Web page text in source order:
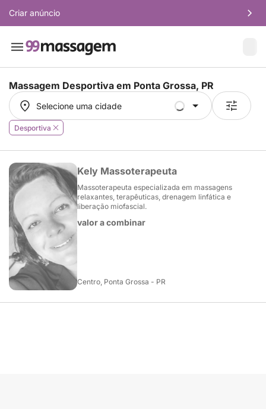
Criar anúncio
Massagem Desportiva em Ponta Grossa, PR
Selecione uma cidade
Selecione uma cidade
Desportiva
Kely Massoterapeuta
Massoterapeuta especializada em massagens
relaxantes, terapêuticas, drenagem linfática e
liberação miofascial.
valor a combinar
Centro, Ponta Grossa - PR